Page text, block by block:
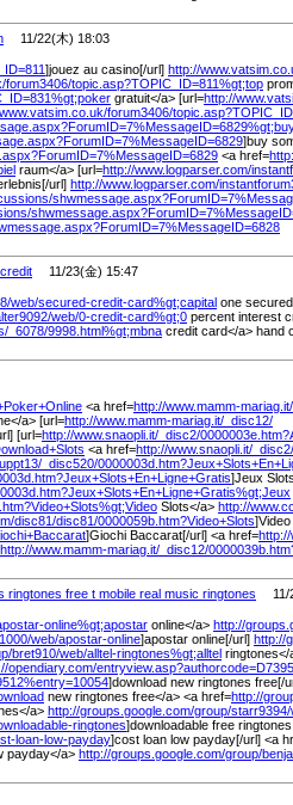
11/22(木) 18:03
]jouez au casino[/url] http://
forum3406/topic.asp?TOPIC_ID=811%gt;top
gt;poker gratuit</a> [url=http://
forum3406/
MessageID=6829%
MessageID=6829]buy
MessageID=6829 <a href=
raum</a> [url=http://www.logparser.com/
url] http://www.logparser.com/
shwmessage.aspx?ForumID=7%
shwmessage.aspx?ForumID=7%
MessageID=6828
11/23(金) 15:47
web/secured-credit-card%gt;capital one
web/0-credit-card%gt;0 percent interest
_6078/9998.html%gt;mbna credit card</a> hand
<a href=http://www.mamm-mariag.it/
a> [url=http://www.mamm-mariag.it/ _disc12/
[url=http://www.snaopli.it/ _disc2/
<a href=http://www.snaopli.it/ _disc2/
_disc520/
]Jeux
gt;Jeux
gt;Video Slots</a> http://
disc81/disc81/0000059b.htm?Video+Slots
]Giochi Baccarat[/url] <a href=
http://www.mamm-mariag.it/ _disc12/
free t mobile real music ringtones 11/
online%gt;apostar online</a> http://
web/apostar-online]apostar online[/url] http://
bret910/web/alltel-ringtones%gt;alltel ringtones</
opendiary.com/
entry=10054]download new ringtones free[/
new ringtones free</a> <a href=http://
a> http://groups.google.com/group/starr9394/
ringtones]downloadable free
loan-low-payday]cost loan low payday[/url] <a
payday</a> http://groups.google.com/group/